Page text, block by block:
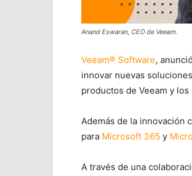
Anand Eswaran, CEO de Veeam.
Veeam® Software,
innovar nuevas
productos de Veeam y
Además de la innovación
para Microsoft 365 y
A través de una